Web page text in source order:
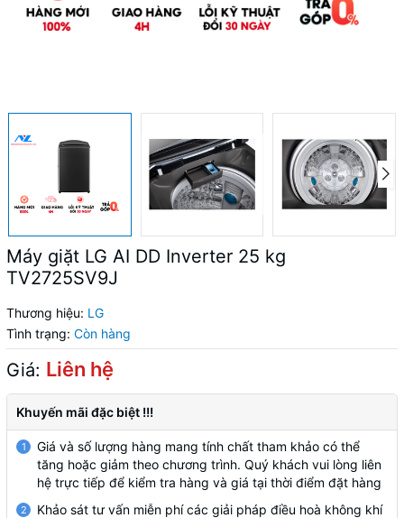
Máy giặt LG AI DD Inverter 25 kg
TV2725SV9J
Thương hiệu: LG
Tình trạng: Còn hàng
Giá: Liên hệ
Khuyến mãi đặc biệt !!!
1
Giá và số lượng hàng mang tính chất tham khảo có thể
tăng hoặc giảm theo chương trình. Quý khách vui lòng liên
hệ trực tiếp để kiểm tra hàng và giá tại thời điểm đặt hàng
2
Khảo sát tư vấn miễn phí các giải pháp điều hoà không khí